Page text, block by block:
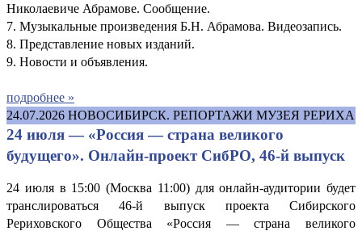
Николаевиче Абрамове. Сообщение.
7. Музыкальные произведения Б.Н. Абрамова. Видеозапись.
8. Представление новых изданий.
9. Новости и объявления.
подробнее »
24.07.2026 НОВОСИБИРСК. РЕПОРТАЖИ МУЗЕЯ РЕРИХА
24 июля — «Россия — страна великого
будущего». Онлайн-проект СибРО, 46-й выпуск
24 июля в 15:00 (Москва 11:00) для онлайн-аудитории будет
транслироваться 46-й выпуск проекта Сибирского
Рериховского Общества «Россия — страна великого